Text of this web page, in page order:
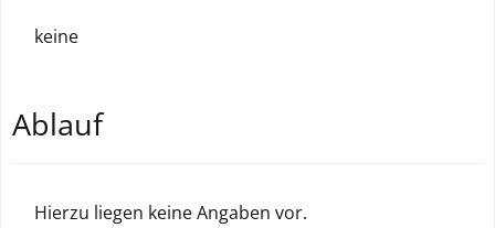
keine
Ablauf
Hierzu liegen keine Angaben vor.